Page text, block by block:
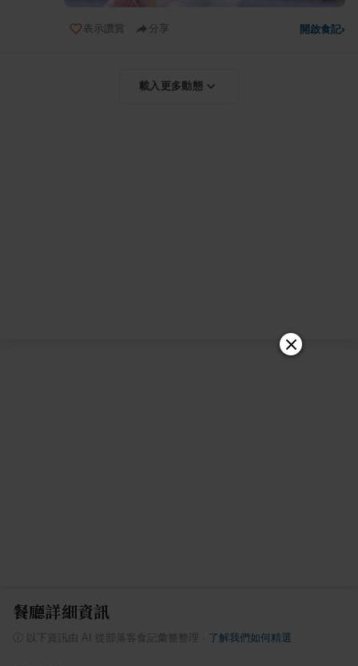
表示讚賞 分享 開啟食記›
載入更多動態
餐廳詳細資訊
以下資訊由 AI 從部落客食記彙整整理 了解我們如何精選